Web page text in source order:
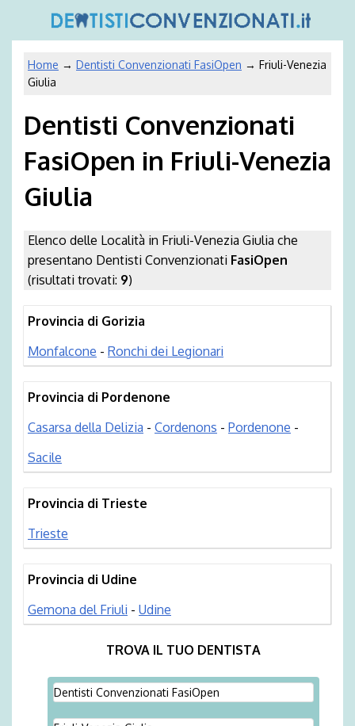
Home → Dentisti Convenzionati FasiOpen → Friuli-Venezia
Giulia
Dentisti Convenzionati
FasiOpen in Friuli-Venezia
Giulia
Elenco delle Località in Friuli-Venezia Giulia che
presentano Dentisti Convenzionati FasiOpen
(risultati trovati: 9)
Provincia di Gorizia
Monfalcone - Ronchi dei Legionari
Provincia di Pordenone
Casarsa della Delizia - Cordenons - Pordenone -
Sacile
Provincia di Trieste
Trieste
Provincia di Udine
Gemona del Friuli - Udine
TROVA IL TUO DENTISTA